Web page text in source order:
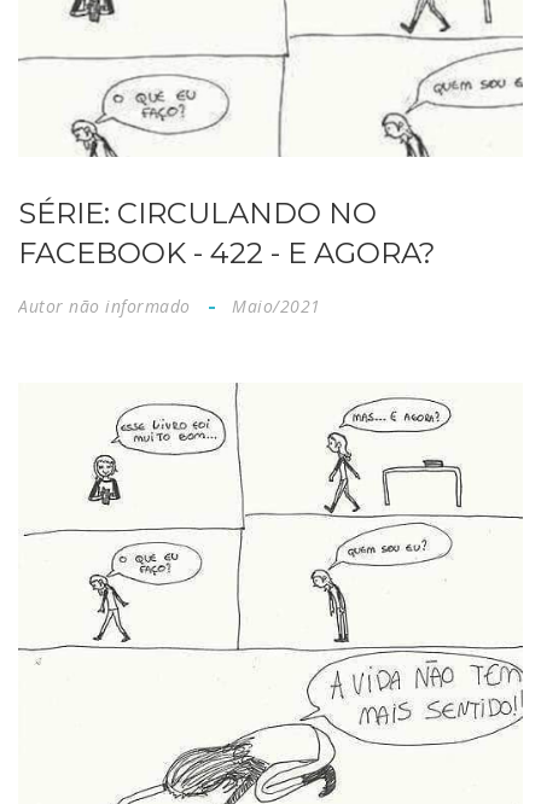
SÉRIE: CIRCULANDO NO
FACEBOOK - 422 - E AGORA?
Autor não informado Maio/2021